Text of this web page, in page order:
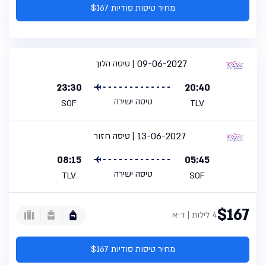
מחיר טיסות סודיות $167
טיסה הלוך
09-06-2027
20:40
TLV טיסה ישירה
23:30
SOF
טיסה חזור
13-06-2027
05:45
SOF טיסה ישירה
08:15
TLV
$1674 לילות | ד-א
מחיר טיסות סודיות $167